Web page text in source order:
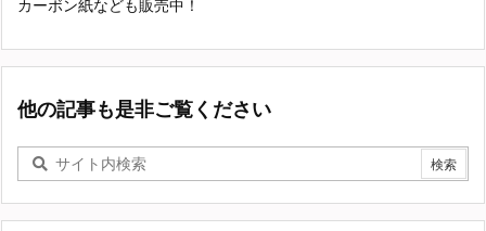
カーボン紙なども販売中！
他の記事も是非ご覧ください